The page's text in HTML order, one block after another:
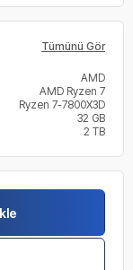
Tümünü Gör
AMD
AMD Ryzen 7
Ryzen 7-7800X3D
32 GB
2 TB